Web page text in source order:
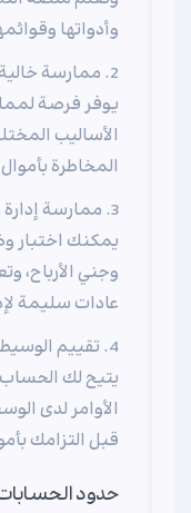
وأدواتها
2. ممارسة خالية من المخاطر
يوفر فرصة
الأساليب
المخاطرة
3. ممارسة إدارة رأس المال
يمكنك اختبار
وجني الأرباح،
عادات سليمة
4. تقييم الوسيط (Broker)
يتيح لك
الأوامر لدى
قبل التزامك
حدود